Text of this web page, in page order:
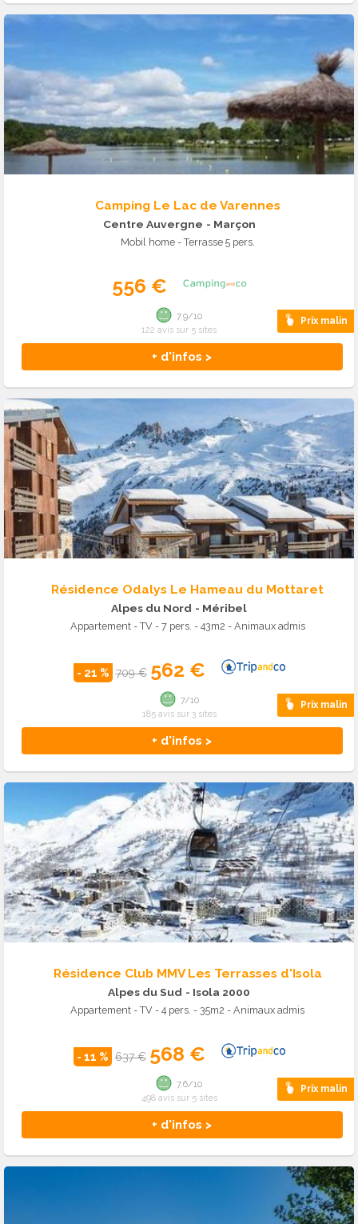
Camping Le Lac de Varennes
Centre Auvergne - Marçon
Mobil home - Terrasse 5 pers.
556 €
Prix malin
+ d'infos >
7.9/10
122 avis sur 5 sites
Résidence Odalys Le Hameau du Mottaret
Alpes du Nord - Méribel
Appartement - TV - 7 pers. - 43m2 - Animaux admis
- 21 % 709 € 562 €
Prix malin
+ d'infos >
7/10
185 avis sur 3 sites
Résidence Club MMV Les Terrasses d'Isola
Alpes du Sud - Isola 2000
Appartement - TV - 4 pers. - 35m2 - Animaux admis
- 11 % 637 € 568 €
Prix malin
+ d'infos >
7.6/10
498 avis sur 5 sites